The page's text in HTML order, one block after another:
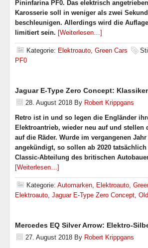
Pininfarina PF0. Das elektrisch
Karosserie soll in weniger als zwei
beschleunigen. Allerdings wird die
limitiert sein. [Weiterlesen…]
Kategorie: Elektroauto, Green Cars
PF0
Jaguar E-Type Zero Concept:
28. August 2018 By Robert Krippgans
Retro ist in und so legen die Engländer
Elektroantrieb, wieder neu auf und stellen
auf die Räder. Wurde im vergangenen
angekündigt, so sollen ab 2020
Classic-Abteilung des britischen
[Weiterlesen…]
Kategorie: Automarken, Elektroauto,
Elektroauto, Jaguar E-Type Zero Concept,
Mercedes EQ Silver Arrow: Elektro-
27. August 2018 By Robert Krippgans